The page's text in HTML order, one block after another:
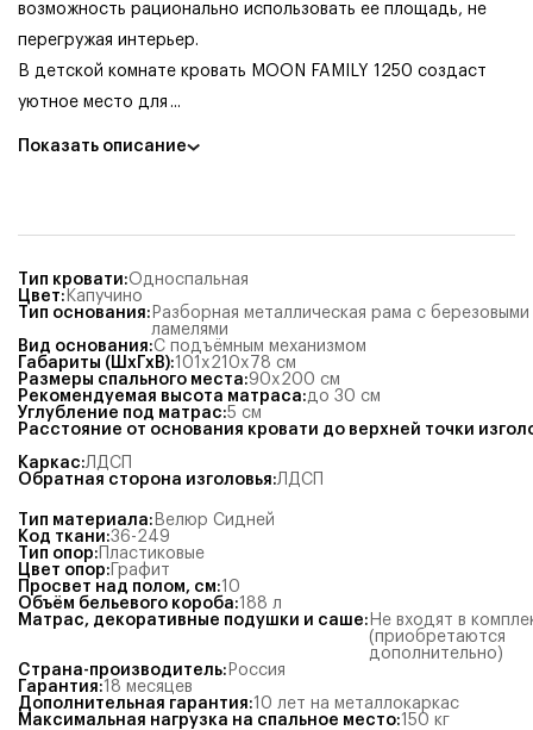
возможность рационально использовать ее площадь, не
перегружая интерьер.
В детской комнате кровать MOON FAMILY 1250 создаст
уютное место для ...
Показать описание
Тип кровати:Односпальная
Цвет: Капучино
Тип основания: Разборная металлическая рама с березовыми
ламелями
Вид основания:С подъёмным механизмом
Габариты (ШхГхВ):101x210x78 см
Размеры спального места:90x200 см
Рекомендуемая высота матраса:до 30 см
Углубление под матрас:5 см
Расстояние от основания кровати до верхней точки
Каркас:ЛДСП
Обратная сторона изголовья:ЛДСП
Тип материала: Велюр Сидней
Код ткани:36-249
Тип опор: Пластиковые
Цвет опор: Графит
Просвет над полом, см:10
Объём бельевого короба:188 л
Матрас, декоративные подушки и саше: Не входят в
(приобретаются
дополнительно)
Страна-производитель: Россия
Гарантия:18 месяцев
Дополнительная гарантия:10 лет на металлокаркас
Максимальная нагрузка на спальное место:150 кг